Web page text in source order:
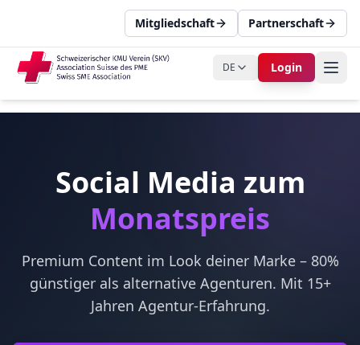
Mitgliedschaft Partnerschaft
DE Login
Social Media zum
Monatspreis
Premium Content im Look deiner Marke – 80%
günstiger als alternative Agenturen. Mit 15+
Jahren Agentur-Erfahrung.